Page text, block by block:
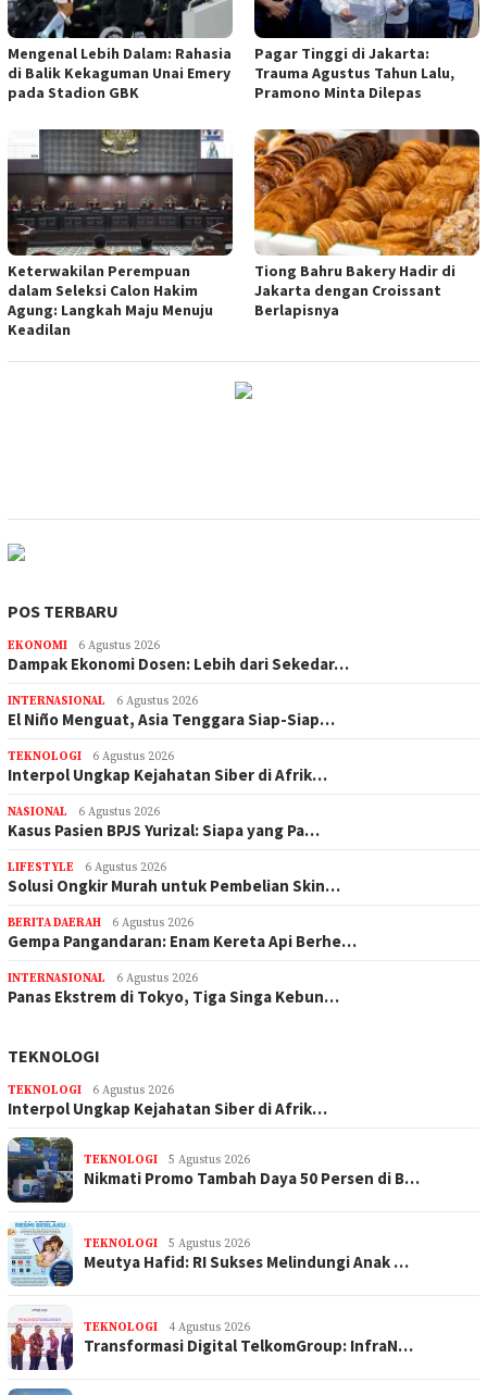
Mengenal Lebih Dalam: Rahasia
di Balik Kekaguman Unai Emery
pada Stadion GBK
Pagar Tinggi di Jakarta:
Trauma Agustus Tahun Lalu,
Pramono Minta Dilepas
Keterwakilan Perempuan
dalam Seleksi Calon Hakim
Agung: Langkah Maju Menuju
Keadilan
Tiong Bahru Bakery Hadir di
Jakarta dengan Croissant
Berlapisnya
POS TERBARU
EKONOMI 6 Agustus 2026
Dampak Ekonomi Dosen: Lebih dari Sekedar…
INTERNASIONAL 6 Agustus 2026
El Niño Menguat, Asia Tenggara Siap-Siap…
TEKNOLOGI 6 Agustus 2026
Interpol Ungkap Kejahatan Siber di Afrik…
NASIONAL 6 Agustus 2026
Kasus Pasien BPJS Yurizal: Siapa yang Pa…
LIFESTYLE 6 Agustus 2026
Solusi Ongkir Murah untuk Pembelian Skin…
BERITA DAERAH 6 Agustus 2026
Gempa Pangandaran: Enam Kereta Api Berhe…
INTERNASIONAL 6 Agustus 2026
Panas Ekstrem di Tokyo, Tiga Singa Kebun…
TEKNOLOGI
TEKNOLOGI 6 Agustus 2026
Interpol Ungkap Kejahatan Siber di Afrik…
TEKNOLOGI 5 Agustus 2026
Nikmati Promo Tambah Daya 50 Persen di B…
TEKNOLOGI 5 Agustus 2026
Meutya Hafid: RI Sukses Melindungi Anak …
TEKNOLOGI 4 Agustus 2026
Transformasi Digital TelkomGroup: InfraN…